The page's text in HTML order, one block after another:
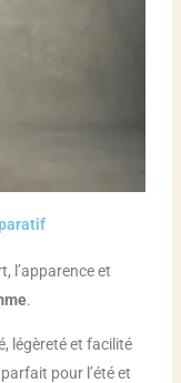
l’apparence et
.
légèreté et facilité
pour l’été et